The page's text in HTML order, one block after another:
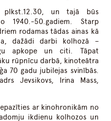
plkst.12.30, un tajā būs
1940.-50.gadiem. Starp
rodamas tādas ainas kā
dažādi darbi kolhozā –
apkope un citi. Tāpat
rūpnīcu darbā, kinoteātra
70 gadu jubilejas svinībās.
Jevsikovs, Irina Mass,
ar kinohronikām no
ikdienu kolhozos un